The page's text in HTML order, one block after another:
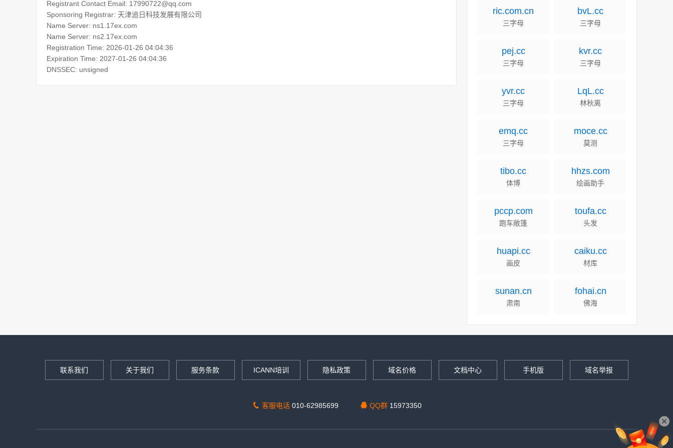
Registrant Contact Email: 17990722@qq.com
Sponsoring Registrar: 天津追日科技发展有限公司
Name Server: ns1.17ex.com
Name Server: ns2.17ex.com
Registration Time: 2026-01-26 04:04:36
Expiration Time: 2027-01-26 04:04:36
ric.com.cn
三字母
bvL.cc
三字母
pej.cc
三字母
kvr.cc
三字母
yvr.cc
三字母
LqL.cc
林秋离
emq.cc
三字母
moce.cc
莫测
tibo.cc
体博
hhzs.com
绘画助手
pccp.com
跑车敞篷
toufa.cc
头发
huapi.cc
画皮
caiku.cc
材库
sunan.cn
肃南
fohai.cn
佛海
联系我们 关于我们 服务条款 ICANN培训 隐私政策 域名价格 文档中心 手机版 域名举报
客服电话 010-62985699 QQ群 15973350